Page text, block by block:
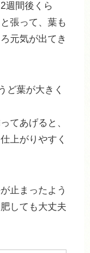
週間後くら
張って、葉も
元気が出てき
ど葉が大きく
てあげると、
上がりやすく
止まったよう
しても大丈夫